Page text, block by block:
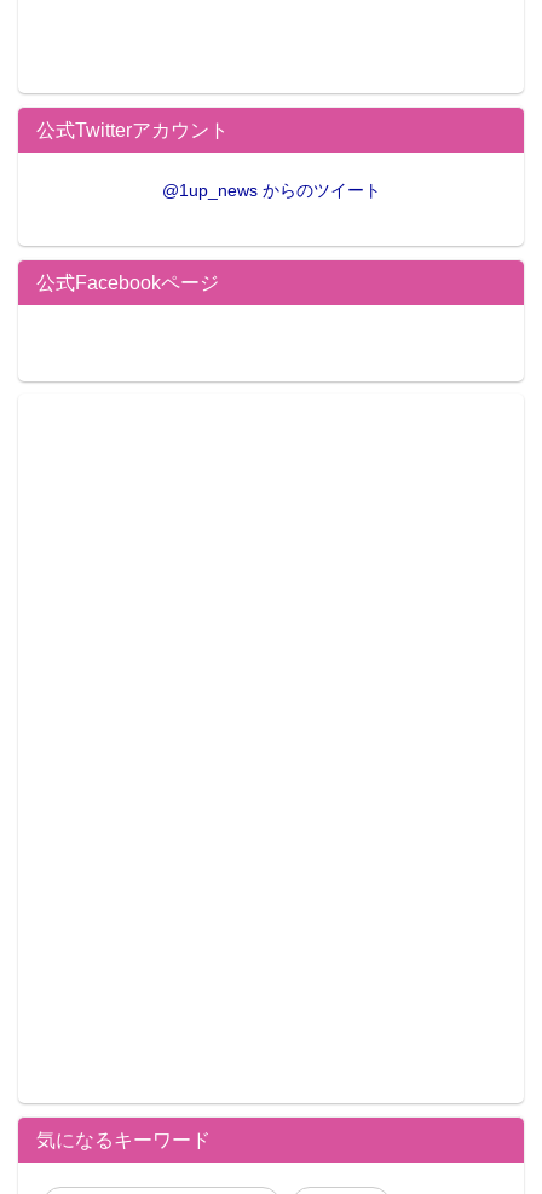
公式Twitterアカウント
@1up_news からのツイート
公式Facebookページ
気になるキーワード